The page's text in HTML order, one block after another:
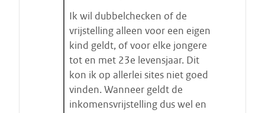
Ik wil dubbelchecken of de
vrijstelling alleen voor een eigen
kind geldt, of voor elke jongere
tot en met 23e levensjaar. Dit
kon ik op allerlei sites niet goed
vinden. Wanneer geldt de
inkomensvrijstelling dus wel en